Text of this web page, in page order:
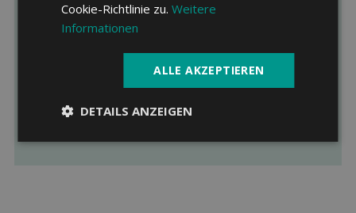
sollten Sie sichergehen, dass Sie damit
auch im Alter gut versorgt sind. Fragen Sie
deswegen bei einem geplanten
Jobwechsel potenzielle Arbeitgeber nach
der Altersvorsorge und beziehen Sie diese
Cookie-Richtlinie zu.Weitere
Informationen
ALLE AKZEPTIEREN
DETAILS ANZEIGEN